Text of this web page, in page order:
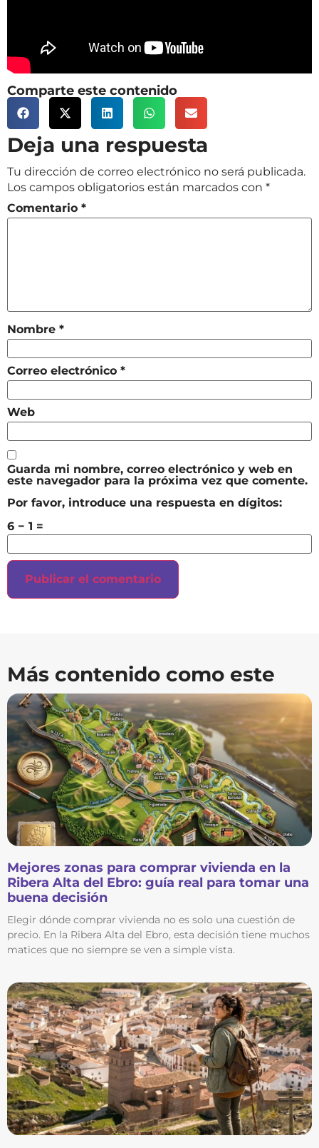
Comparte este contenido
Deja una respuesta
Tu dirección de correo electrónico no será publicada.
Los campos obligatorios están marcados con *
Comentario *
Nombre *
Correo electrónico *
Web
Guarda mi nombre, correo electrónico y web en
este navegador para la próxima vez que comente.
Por favor, introduce una respuesta en dígitos:
6 − 1 =
Más contenido como este
Mejores zonas para comprar vivienda en la
Ribera Alta del Ebro: guía real para tomar una
buena decisión
Elegir dónde comprar vivienda no es solo una cuestión de
precio. En la Ribera Alta del Ebro, esta decisión tiene muchos
matices que no siempre se ven a simple vista.